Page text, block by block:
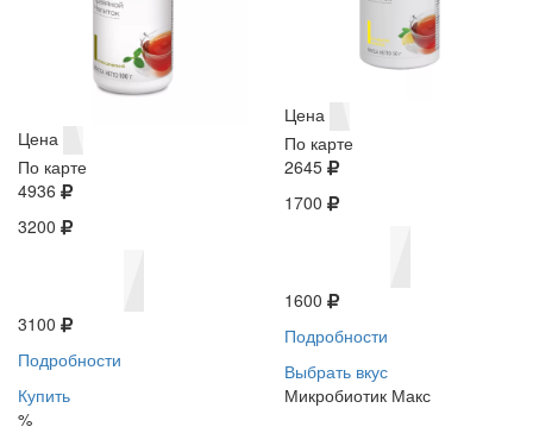
Цена
По карте
4936
3200
3100
Подробности
Купить
%
Цена
По карте
2645
1700
1600
Подробности
Выбрать вкус
Микробиотик Макс